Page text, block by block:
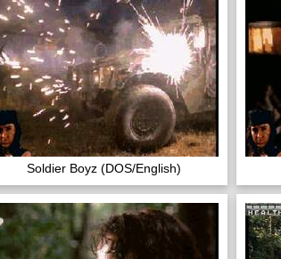
Soldier Boyz (DOS/English)